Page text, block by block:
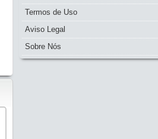
Termos de Uso
Aviso Legal
Sobre Nós